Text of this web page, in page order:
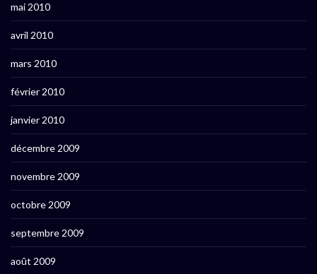
mai 2010
avril 2010
mars 2010
février 2010
janvier 2010
décembre 2009
novembre 2009
octobre 2009
septembre 2009
août 2009